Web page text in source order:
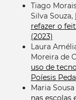
Tiago
Silva Souza,
refazer o
(2023)
Laura
Moreira de
uso de
Poíesis
Maria
nas escolas